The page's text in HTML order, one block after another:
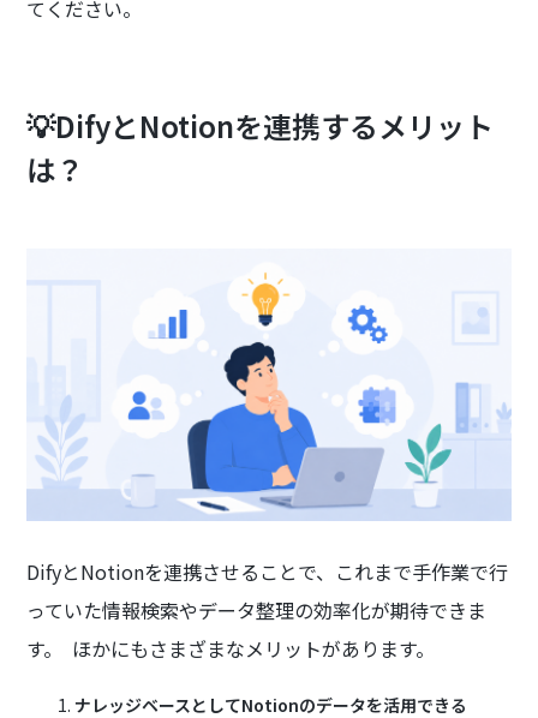
てください。
💡DifyとNotionを連携するメリット
は？
DifyとNotionを連携させることで、これまで手作業で行
っていた情報検索やデータ整理の効率化が期待できま
す。 ほかにもさまざまなメリットがあります。
ナレッジベースとしてNotionのデータを活用できる